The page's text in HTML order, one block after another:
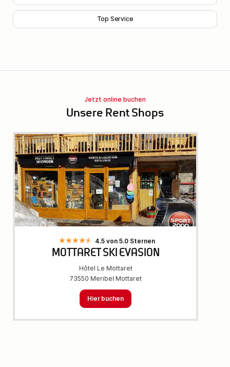
Top Service
Jetzt online buchen
Unsere Rent Shops
4.5 von 5.0 Sternen
MOTTARET SKI EVASION
Hôtel Le Mottaret
73550 Meribel Mottaret
Hier buchen